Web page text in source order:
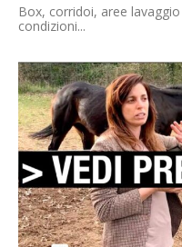
Box, corridoi, aree
condizioni...